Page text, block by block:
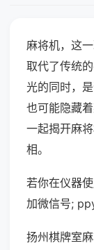
麻将机，这
取代了传统
光的同时，
也可能隐藏
一起揭开麻
相。
若你在仪器
加微信号;
扬州棋牌室